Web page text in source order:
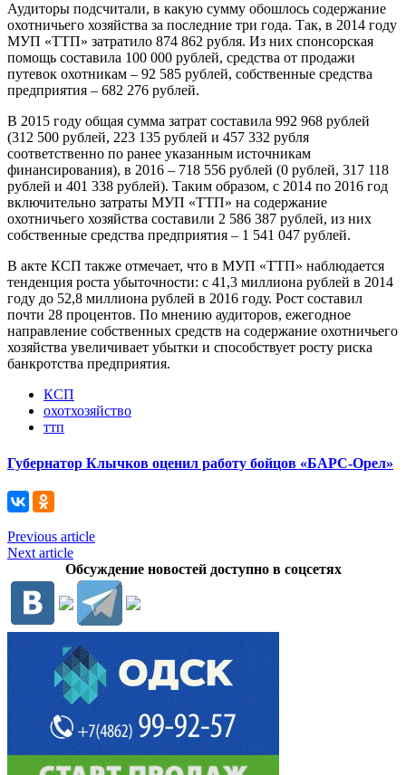
Аудиторы подсчитали, в какую сумму обошлось содержание
охотничьего хозяйства за последние три года. Так, в 2014 году
МУП «ТТП» затратило 874 862 рубля. Из них спонсорская
помощь составила 100 000 рублей, средства от продажи
путевок охотникам – 92 585 рублей, собственные средства
предприятия – 682 276 рублей.
В 2015 году общая сумма затрат составила 992 968 рублей
(312 500 рублей, 223 135 рублей и 457 332 рубля
соответственно по ранее указанным источникам
финансирования), в 2016 – 718 556 рублей (0 рублей, 317 118
рублей и 401 338 рублей). Таким образом, с 2014 по 2016 год
включительно затраты МУП «ТТП» на содержание
охотничьего хозяйства составили 2 586 387 рублей, из них
собственные средства предприятия – 1 541 047 рублей.
В акте КСП также отмечает, что в МУП «ТТП» наблюдается
тенденция роста убыточности: с 41,3 миллиона рублей в 2014
году до 52,8 миллиона рублей в 2016 году. Рост составил
почти 28 процентов. По мнению аудиторов, ежегодное
направление собственных средств на содержание охотничьего
хозяйства увеличивает убытки и способствует росту риска
банкротства предприятия.
КСП
охотхозяйство
ттп
Губернатор Клычков оценил работу бойцов «БАРС-Орел»
Previous article
Next article
Обсуждение новостей доступно в соцсетях